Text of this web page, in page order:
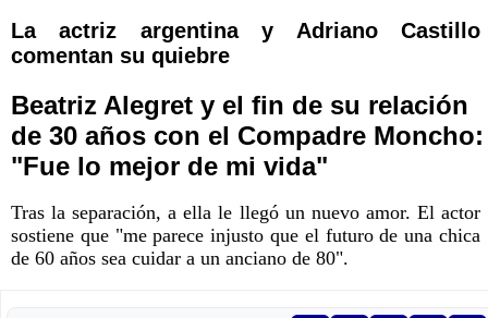
La actriz argentina y Adriano Castillo
comentan su quiebre
Beatriz Alegret y el fin de su relación
de 30 años con el Compadre Moncho:
"Fue lo mejor de mi vida"
Tras la separación, a ella le llegó un nuevo amor. El actor
sostiene que "me parece injusto que el futuro de una chica
de 60 años sea cuidar a un anciano de 80".